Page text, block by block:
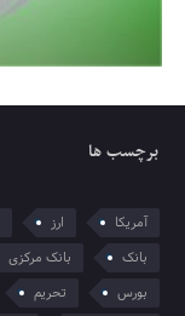
برچسب ها
آمریکا ارز
بانک
بانک مرکزی
بورس
تحریم